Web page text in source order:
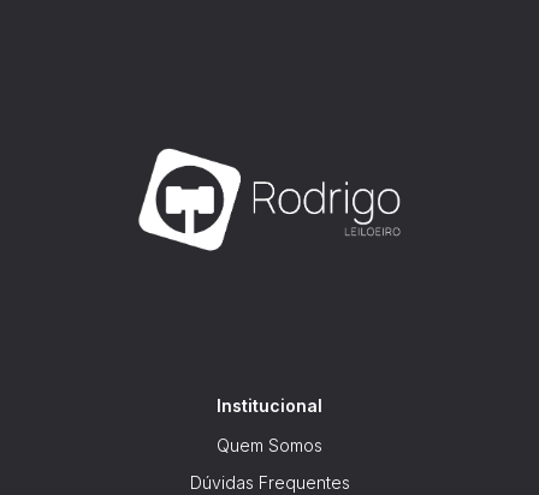
Institucional
Quem Somos
Dúvidas Frequentes